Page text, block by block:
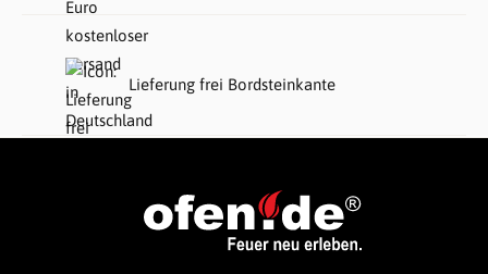
Lieferung frei Bordsteinkante